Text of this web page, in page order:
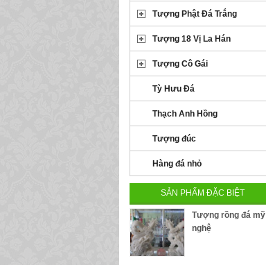
Tượng Phật Đá Trắng
Tượng 18 Vị La Hán
Tượng Cô Gái
Tỳ Hưu Đá
Thạch Anh Hồng
Tượng đúc
Hàng đá nhỏ
SẢN PHẨM ĐẶC BIỆT
Tượng rồng đá mỹ
nghệ